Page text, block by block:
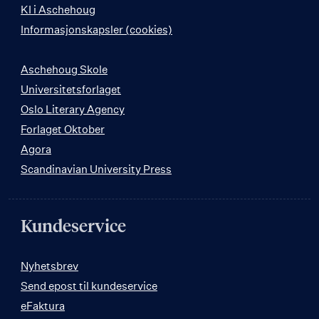
KI i Aschehoug
Informasjonskapsler (cookies)
Aschehoug Skole
Universitetsforlaget
Oslo Literary Agency
Forlaget Oktober
Agora
Scandinavian University Press
Kundeservice
Nyhetsbrev
Send epost til kundeservice
eFaktura